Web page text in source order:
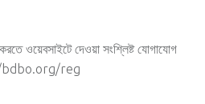
ওয়েবসাইটে দেওয়া সংশ্লিষ্ট যোগাযোগ
bdbo.org/reg